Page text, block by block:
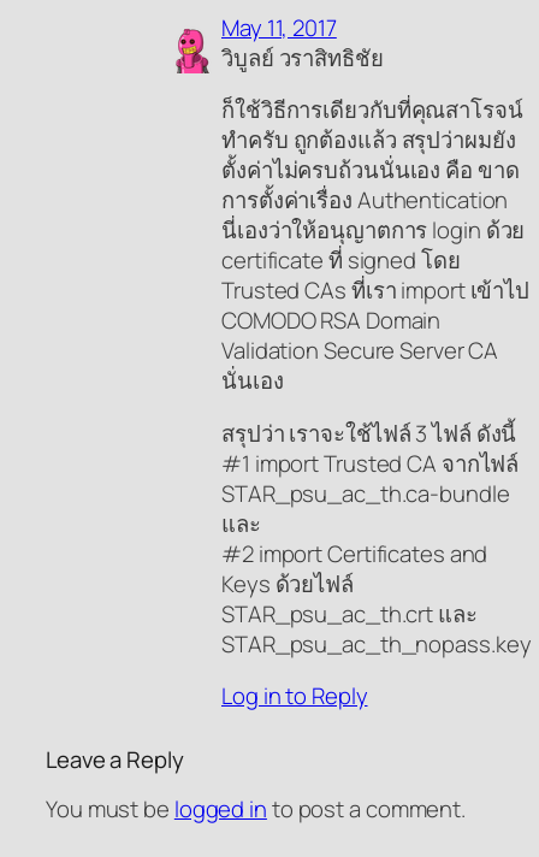
May 11, 2017
วิบูลย์ วราสิทธิชัย
ก็ใช้วิธีการเดียวกับที่คุณสาโรจน์
ทำครับ ถูกต้องแล้ว สรุปว่าผมยัง
ตั้งค่าไม่ครบถ้วนนั่นเอง คือ ขาด
การตั้งค่าเรื่อง Authentication
นี่เองว่าให้อนุญาตการ login ด้วย
certificate ที่ signed โดย
Trusted CAs ที่เรา import เข้าไป
COMODO RSA Domain
Validation Secure Server CA
นั่นเอง
สรุปว่า เราจะใช้ไฟล์ 3 ไฟล์ ดังนี้
#1 import Trusted CA จากไฟล์
STAR_psu_ac_th.ca-bundle
และ
#2 import Certificates and
Keys ด้วยไฟล์
STAR_psu_ac_th.crt และ
STAR_psu_ac_th_nopass.key
Log in to Reply
Leave a Reply
You must be logged into post a comment.